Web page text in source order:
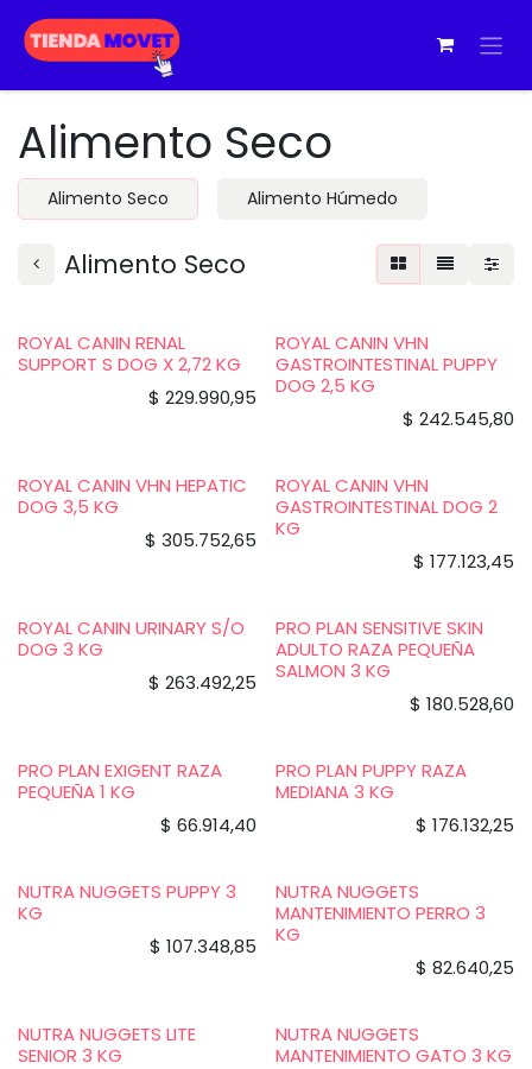
Alimento Seco
Alimento Seco Alimento Húmedo
Alimento Seco
ROYAL CANIN RENAL
SUPPORT S DOG X 2,72 KG
$ 229.990,95
ROYAL CANIN VHN
GASTROINTESTINAL PUPPY
DOG 2,5 KG
$ 242.545,80
ROYAL CANIN VHN HEPATIC
DOG 3,5 KG
$ 305.752,65
ROYAL CANIN VHN
GASTROINTESTINAL DOG 2
KG
$ 177.123,45
ROYAL CANIN URINARY S/O
DOG 3 KG
$ 263.492,25
PRO PLAN SENSITIVE SKIN
ADULTO RAZA PEQUEÑA
SALMON 3 KG
$ 180.528,60
PRO PLAN EXIGENT RAZA
PEQUEÑA 1 KG
$ 66.914,40
PRO PLAN PUPPY RAZA
MEDIANA 3 KG
$ 176.132,25
NUTRA NUGGETS PUPPY 3
KG
$ 107.348,85
NUTRA NUGGETS
MANTENIMIENTO PERRO 3
KG
$ 82.640,25
NUTRA NUGGETS LITE
SENIOR 3 KG
NUTRA NUGGETS
MANTENIMIENTO GATO 3 KG